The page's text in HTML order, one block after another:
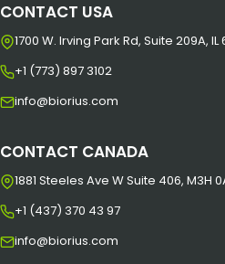
CONTACT USA
1700 W. Irving Park Rd, Suite 209A,
+1 (773) 897 3102
info@biorius.com
CONTACT CANADA
1881 Steeles Ave W Suite 406, M3H
+1 (437) 370 43 97
info@biorius.com